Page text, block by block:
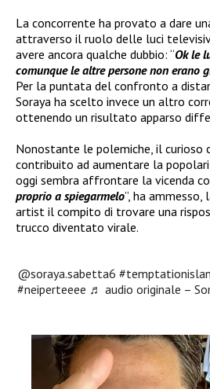
La concorrente ha provato a dare
attraverso il ruolo delle luci
avere ancora qualche dubbio: “Ok le
comunque le altre persone non erano
Per la puntata del confronto a
Soraya ha scelto invece un altro
ottenendo un risultato apparso
Nonostante le polemiche, il curioso
contribuito ad aumentare la
oggi sembra affrontare la vicenda
proprio a spiegarmelo”, ha ammesso,
artist il compito di trovare una
trucco diventato virale.
@soraya.sabetta6
#neiperteeee ♬ audio originale –